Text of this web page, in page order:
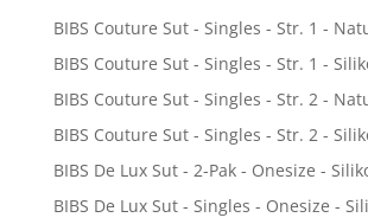
BIBS Couture Sut - Singles - Str. 1 -
BIBS Couture Sut - Singles - Str. 1 -
BIBS Couture Sut - Singles - Str. 2 -
BIBS Couture Sut - Singles - Str. 2 -
BIBS De Lux Sut - 2-Pak - Onesize -
BIBS De Lux Sut - Singles - Onesize -